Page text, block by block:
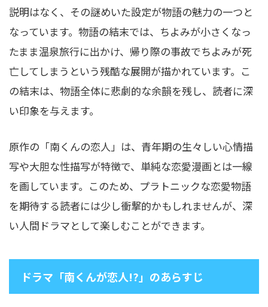
説明はなく、その謎めいた設定が物語の魅力の一つと
なっています。物語の結末では、ちよみが小さくなっ
たまま温泉旅行に出かけ、帰り際の事故でちよみが死
亡してしまうという残酷な展開が描かれています。こ
の結末は、物語全体に悲劇的な余韻を残し、読者に深
い印象を与えます。
原作の「南くんの恋人」は、青年期の生々しい心情描
写や大胆な性描写が特徴で、単純な恋愛漫画とは一線
を画しています。このため、プラトニックな恋愛物語
を期待する読者には少し衝撃的かもしれませんが、深
い人間ドラマとして楽しむことができます。
ドラマ「南くんが恋人!?」のあらすじ